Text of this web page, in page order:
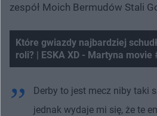
zespół Moich Bermudów Stali
Które gwiazdy najbardziej
roli? | ESKA XD - Martyna movie
Derby to jest mecz niby taki
jednak wydaje mi się, że te